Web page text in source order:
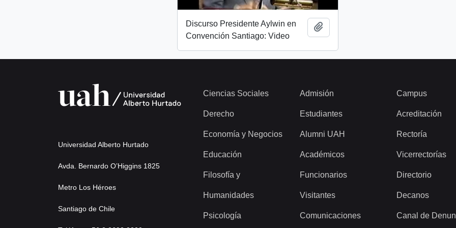
Discurso Presidente Aylwin en
Convención Santiago: Video
Universidad Alberto Hurtado
Avda. Bernardo O’Higgins 1825
Metro Los Héroes
Santiago de Chile
Ciencias Sociales
Derecho
Economía y Negocios
Educación
Filosofía y
Humanidades
Psicología
Admisión
Estudiantes
Alumni UAH
Académicos
Funcionarios
Visitantes
Comunicaciones
Campus
Acreditación
Rectoría
Vicerrectorías
Directorio
Decanos
Canal de